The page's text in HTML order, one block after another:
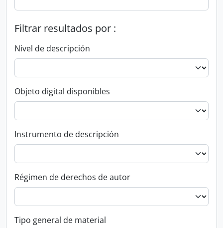
Filtrar resultados por :
Nivel de descripción
Objeto digital disponibles
Instrumento de descripción
Régimen de derechos de autor
Tipo general de material